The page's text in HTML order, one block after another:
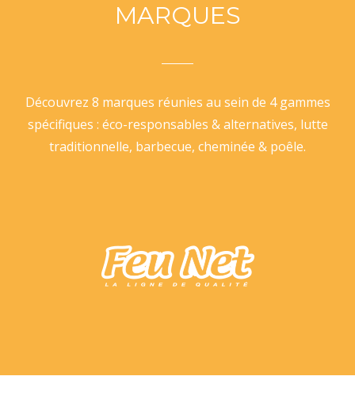
MARQUES
Découvrez 8 marques réunies au sein de 4 gammes
spécifiques : éco-responsables & alternatives, lutte
traditionnelle, barbecue, cheminée & poêle.